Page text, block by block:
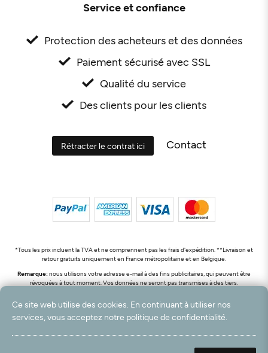
Service et confiance
Protection des acheteurs et des données
Paiement sécurisé avec SSL
Qualité du service
Des clients pour les clients
Rétracter le contrat ici Contact
*Tous les prix incluent la TVA et ne comprennent pas les frais d'expédition. **Livraison et
retour gratuits uniquement en France métropolitaine et en Belgique.
Remarque:nous utilisons votre adresse e-mail à des fins publicitaires, qui peuvent être
révoquées à tout moment. Vos données ne seront pas transmises à des tiers.
createyourtemplate
Ce site web utilise des cookies. En continuant à utiliser nos
services, vous acceptez notre politique de confidentialité.